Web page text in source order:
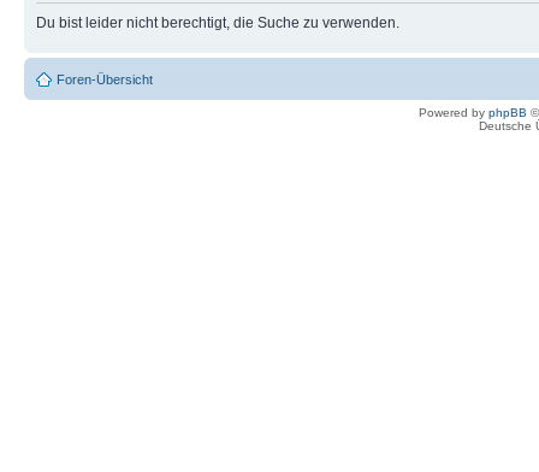
Du bist leider nicht berechtigt, die Suche zu verwenden.
Foren-Übersicht
Powered by phpBB
Deutsche